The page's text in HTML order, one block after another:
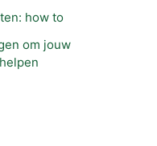
how to
om jouw